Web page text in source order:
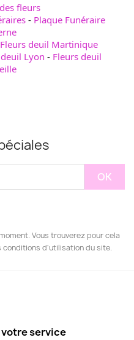
fleurs
- Plaque Funéraire
Fleurs deuil Martinique
Lyon - Fleurs deuil
Vous trouverez pour cela
d'utilisation du site.
votre service